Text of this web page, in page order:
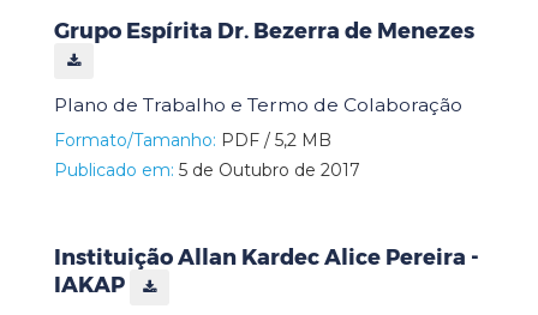
Grupo Espírita Dr. Bezerra de Menezes
Plano de Trabalho e Termo de Colaboração
Formato/Tamanho: PDF / 5,2 MB
Publicado em: 5 de Outubro de 2017
Instituição Allan Kardec Alice Pereira -
IAKAP